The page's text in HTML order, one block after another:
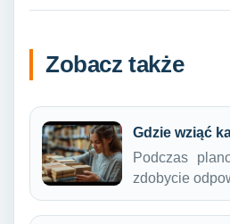
Zobacz także
Gdzie wziąć
Podczas
zdobycie